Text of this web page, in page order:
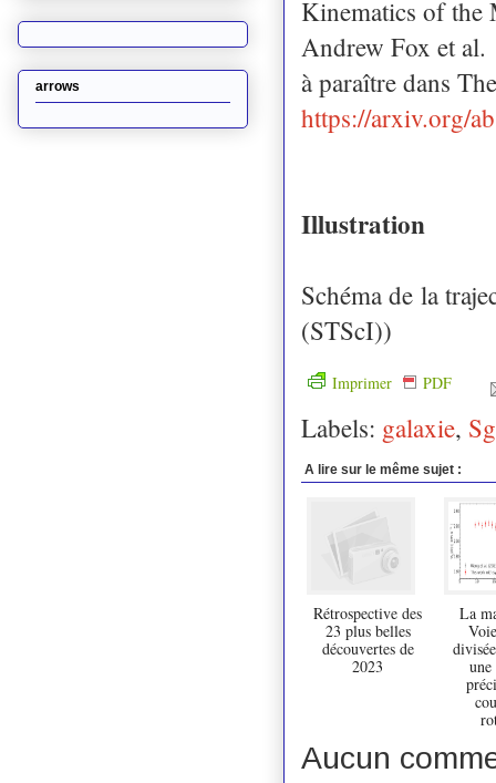
Kinematics of the
Andrew Fox et al.
à paraître dans
https://arxiv.org/
Illustration
Schéma de la
(STScI))
Imprimer PDF
Labels: galaxie,
A lire sur le même sujet :
Rétrospective des
23 plus belles
découvertes de
2023
La
une
Aucun
arrows